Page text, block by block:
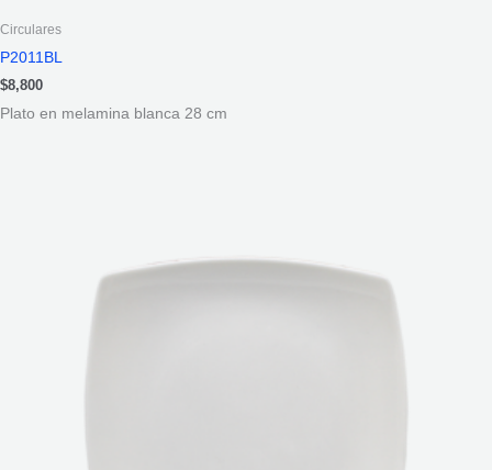
Circulares
P2011BL
$8,800
Plato en melamina blanca 28 cm